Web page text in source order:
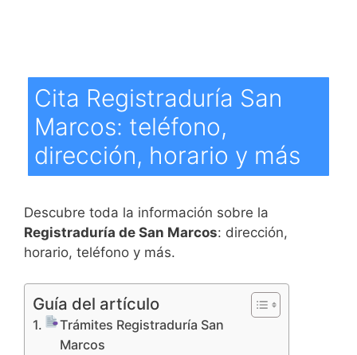
Cita Registraduría San
Marcos: teléfono,
dirección, horario y más
Descubre toda la información sobre la
Registraduría de San Marcos: dirección,
horario, teléfono y más.
Guía del artículo
Trámites Registraduría San
Marcos